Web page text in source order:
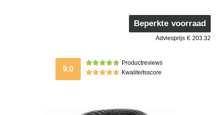
Beperkte voorraad
Adviesprijs € 203.32
9.0
Productreviews
Kwaliteitsscore